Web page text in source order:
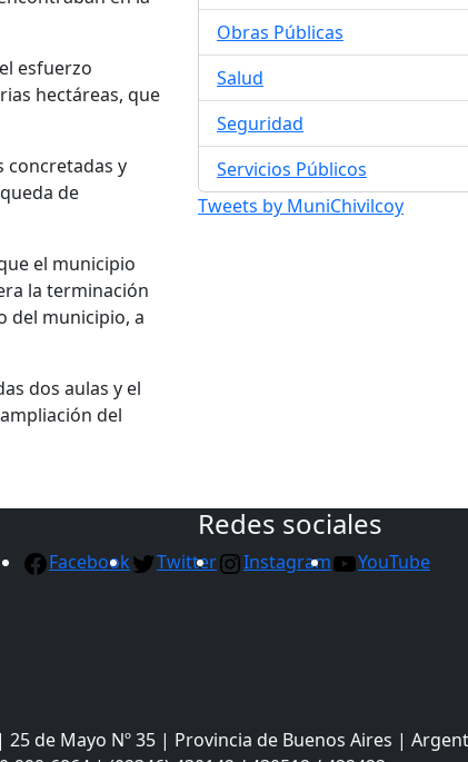
esfuerzo
hectáreas, que
concretadas y
de
el municipio
la terminación
del municipio, a
dos aulas y el
del
Obras Públicas
Salud
Seguridad
Servicios Públicos
Tweets by MuniChivilcoy
Redes sociales
Facebook Twitter Instagram YouTube
de Mayo Nº 35 | Provincia de Buenos Aires |